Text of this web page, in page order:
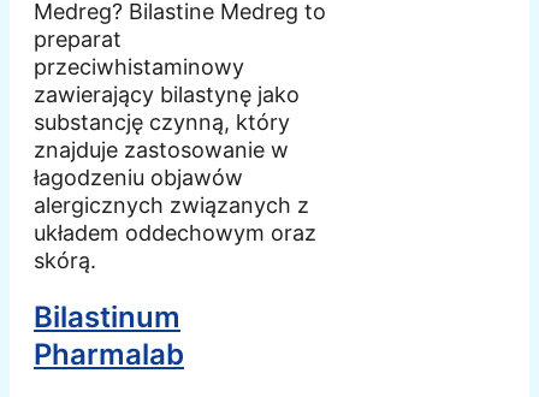
Medreg? Bilastine Medreg to
preparat
przeciwhistaminowy
zawierający bilastynę jako
substancję czynną, który
znajduje zastosowanie w
łagodzeniu objawów
alergicznych związanych z
układem oddechowym oraz
skórą.
Bilastinum
Pharmalab